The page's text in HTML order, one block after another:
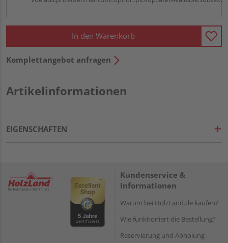
In den Warenkorb
Komplettangebot anfragen
Artikelinformationen
EIGENSCHAFTEN
Kundenservice &
Informationen
Warum bei HolzLand.de kaufen?
Wie funktioniert die Bestellung?
Reservierung und Abholung